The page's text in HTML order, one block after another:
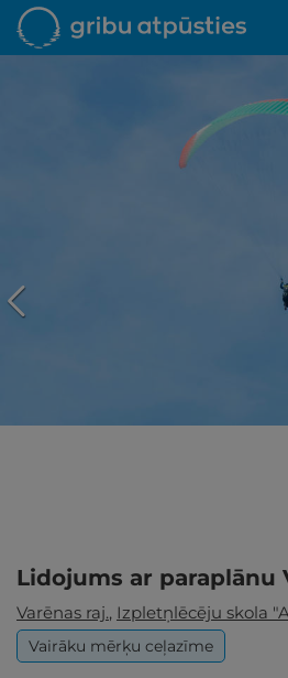
Līdz brīnišķīgai atpūtai
Lidojums ar paraplānu
Varēnas raj., Izpletņlēcēju skola
Vairāku mērķu ceļazīme